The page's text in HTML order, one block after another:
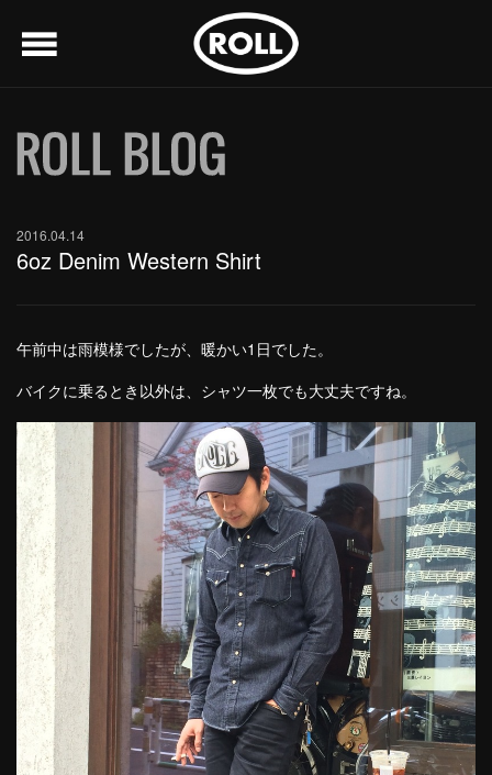
menu
2016.04.14
6oz Denim Western Shirt
午前中は雨模様でしたが、暖かい1日でした。
バイクに乗るとき以外は、シャツ一枚でも大丈夫ですね。